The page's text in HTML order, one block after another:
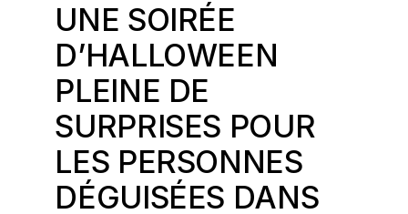
UNE SOIRÉE
D’HALLOWEEN
PLEINE DE
SURPRISES POUR
LES PERSONNES
DÉGUISÉES DANS